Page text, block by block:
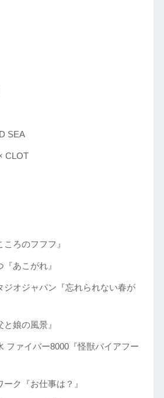
SEA
CLOT
ろのフフフ』
あこがれ』
ジオジャパン『忘れられない春が
娘の風景』
ファイバー8000『怪獣バイアフー
ク『お仕事は？』